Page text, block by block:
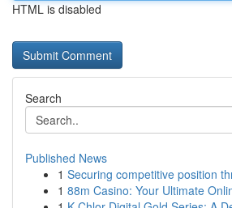
HTML is disabled
Search
Published News
1 Securing competitive position
1 88m Casino: Your Ultimate